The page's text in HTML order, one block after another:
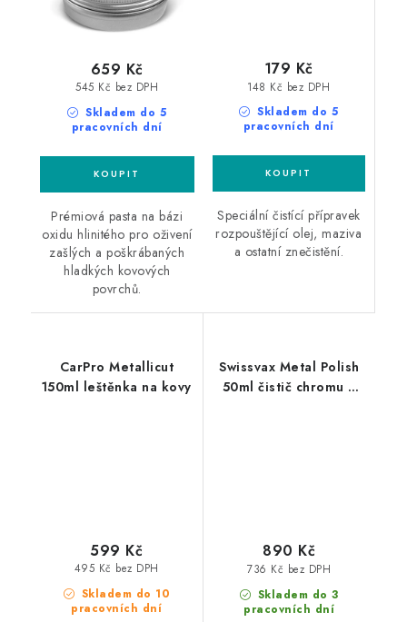
Skladem do 5
pracovních dní
545 Kč bez DPH
659 Kč
Prémiová pasta na bázi
oxidu hlinitého pro oživení
zašlých a poškrábaných
hladkých kovových
povrchů.
Skladem do 5
pracovních dní
148 Kč bez DPH
179 Kč
Speciální čistící přípravek
rozpouštějící olej, maziva
a ostatní znečistění.
CarPro Metallicut
150ml leštěnka na kovy
Skladem do 10
pracovních dní
495 Kč bez DPH
599 Kč
Swissvax Metal Polish
50ml čistič chromu a
Skladem do 3
pracovních dní
736 Kč bez DPH
890 Kč